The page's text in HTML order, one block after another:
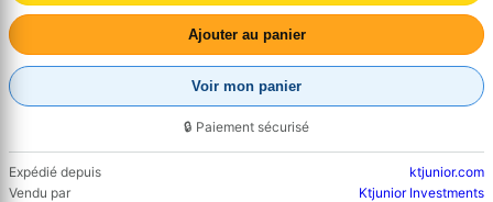
Ajouter au panier
Voir mon panier
🔒 Paiement sécurisé
Expédié depuis
ktjunior.com
Vendu par
Ktjunior Investments